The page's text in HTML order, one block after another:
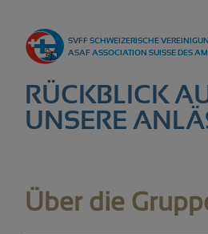
RÜCKBLICK
UNSERE
SVFFSCHWEIZERISCHE
ASAFASSOCIATION SUISSE DES
Events
Kultur
Über die